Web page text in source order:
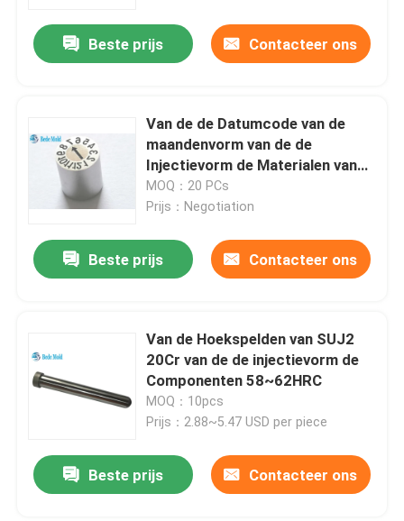
Beste prijs Contacteer ons
Van de de Datumcode van de
maandenvorm van de de
Injectievorm de Materialen van
het het Gebruiksroestvrije staal
SUS420
MOQ：20 PCs
Prijs：Negotiation
Beste prijs Contacteer ons
Van de Hoekspelden van SUJ2
20Cr van de de injectievorm de
Componenten 58~62HRC
MOQ：10pcs
Prijs：2.88~5.47 USD per piece
Beste prijs Contacteer ons